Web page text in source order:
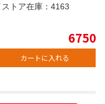
トア在庫： 4163
6750
カートに入れる